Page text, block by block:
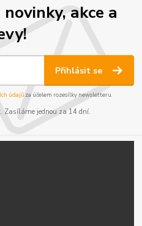
akce a
Přihlásit se
údajůza účelem rozesílky newsletteru.
Zasíláme jednou za 14 dní.